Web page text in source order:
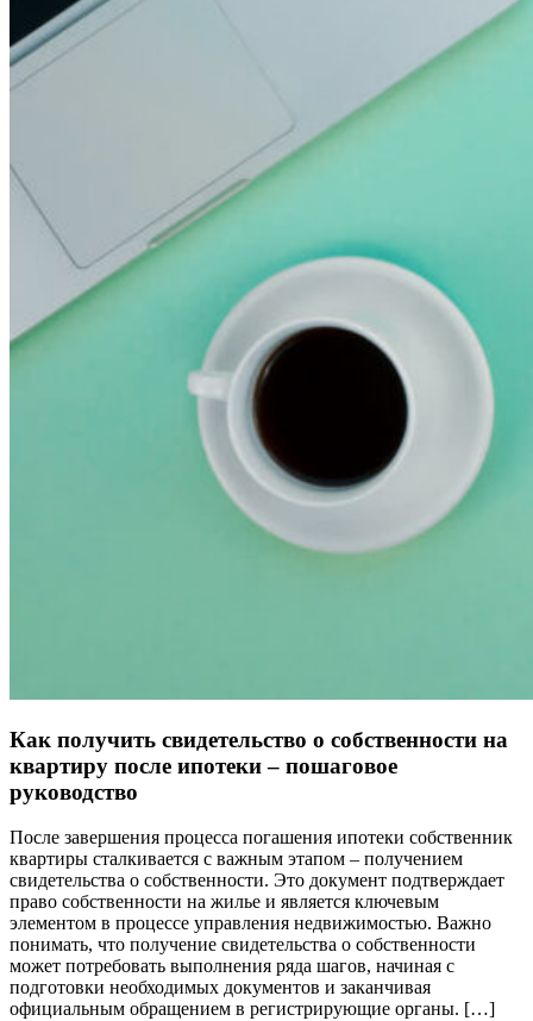
Как получить свидетельство о собственности на
квартиру после ипотеки – пошаговое
руководство
После завершения процесса погашения ипотеки собственник
квартиры сталкивается с важным этапом – получением
свидетельства о собственности. Это документ подтверждает
право собственности на жилье и является ключевым
элементом в процессе управления недвижимостью. Важно
понимать, что получение свидетельства о собственности
может потребовать выполнения ряда шагов, начиная с
подготовки необходимых документов и заканчивая
официальным обращением в регистрирующие органы. […]